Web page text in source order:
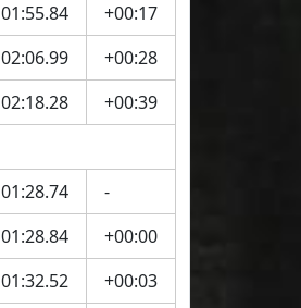
01:55.84
+00:17
02:06.99
+00:28
02:18.28
+00:39
01:28.74
-
01:28.84
+00:00
01:32.52 +00:03